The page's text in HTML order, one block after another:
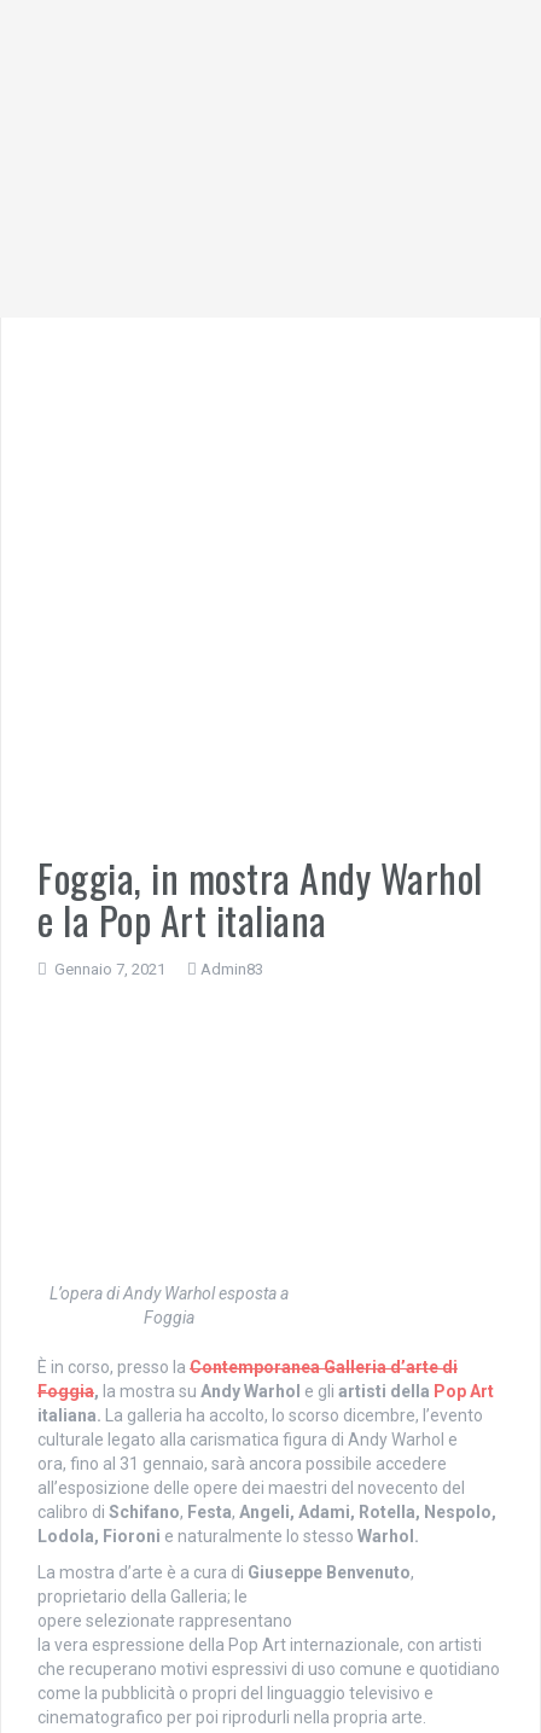
Foggia, in mostra Andy Warhol
e la Pop Art italiana
Gennaio 7, 2021 Admin83
L’opera di Andy Warhol esposta a
Foggia
È in corso, presso la Contemporanea Galleria d’arte di
Foggia, a mostra su Andy Warhol e gli artisti della Pop Art
italiana. La galleria ha accolto, lo scorso dicembre, l’evento
culturale legato alla carismatica figura di Andy Warhol e
ora, fino al 31 gennaio, sarà ancora possibile accedere
all’esposizione delle opere dei maestri del novecento del
calibro di Schifano, Festa, Angeli, Adami, Rotella, Nespolo,
Lodola, Fioroni e naturalmente lo stesso Warhol.
La mostra d’arte è a cura di Giuseppe Benvenuto,
proprietario della Galleria; e
opere selezionate rappresentano
la vera espressione della Pop Art internazionale, con artisti
che recuperano motivi espressivi di uso comune e quotidiano
come la pubblicità o propri del linguaggio televisivo e
cinematografico per poi riprodurli nella propria arte.